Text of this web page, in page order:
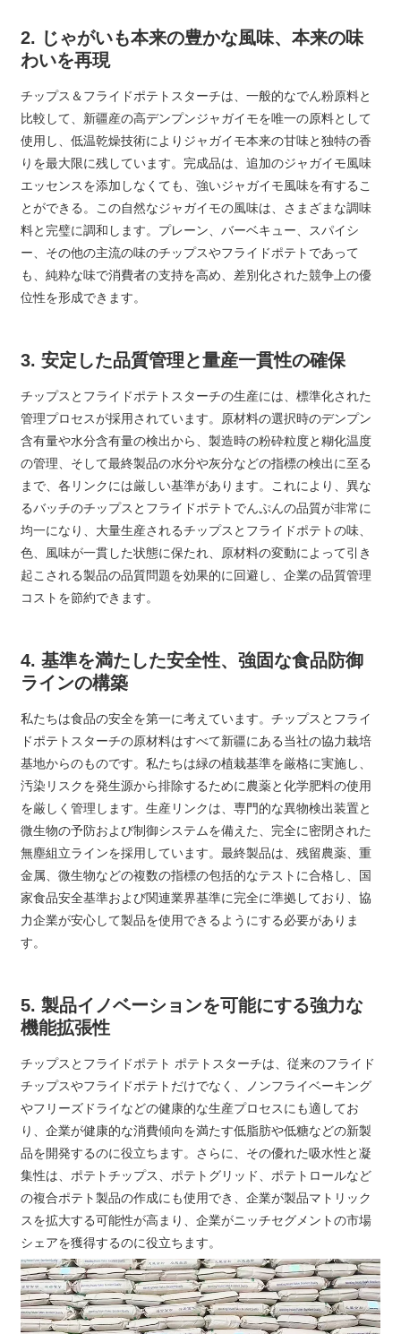
2. じゃがいも本来の豊かな風味、本来の味
わいを再現
チップス＆フライドポテトスターチは、一般的なでん粉原料と
比較して、新疆産の高デンプンジャガイモを唯一の原料として
使用し、低温乾燥技術によりジャガイモ本来の甘味と独特の香
りを最大限に残しています。完成品は、追加のジャガイモ風味
エッセンスを添加しなくても、強いジャガイモ風味を有するこ
とができる。この自然なジャガイモの風味は、さまざまな調味
料と完璧に調和します。プレーン、バーベキュー、スパイシ
ー、その他の主流の味のチップスやフライドポテトであって
も、純粋な味で消費者の支持を高め、差別化された競争上の優
位性を形成できます。
3. 安定した品質管理と量産一貫性の確保
チップスとフライドポテトスターチの生産には、標準化された
管理プロセスが採用されています。原材料の選択時のデンプン
含有量や水分含有量の検出から、製造時の粉砕粒度と糊化温度
の管理、そして最終製品の水分や灰分などの指標の検出に至る
まで、各リンクには厳しい基準があります。これにより、異な
るバッチのチップスとフライドポテトでんぷんの品質が非常に
均一になり、大量生産されるチップスとフライドポテトの味、
色、風味が一貫した状態に保たれ、原材料の変動によって引き
起こされる製品の品質問題を効果的に回避し、企業の品質管理
コストを節約できます。
4. 基準を満たした安全性、強固な食品防御
ラインの構築
私たちは食品の安全を第一に考えています。チップスとフライ
ドポテトスターチの原材料はすべて新疆にある当社の協力栽培
基地からのものです。私たちは緑の植栽基準を厳格に実施し、
汚染リスクを発生源から排除するために農薬と化学肥料の使用
を厳しく管理します。生産リンクは、専門的な異物検出装置と
微生物の予防および制御システムを備えた、完全に密閉された
無塵組立ラインを採用しています。最終製品は、残留農薬、重
金属、微生物などの複数の指標の包括的なテストに合格し、国
家食品安全基準および関連業界基準に完全に準拠しており、協
力企業が安心して製品を使用できるようにする必要がありま
す。
5. 製品イノベーションを可能にする強力な
機能拡張性
チップスとフライドポテト ポテトスターチは、従来のフライド
チップスやフライドポテトだけでなく、ノンフライベーキング
やフリーズドライなどの健康的な生産プロセスにも適してお
り、企業が健康的な消費傾向を満たす低脂肪や低糖などの新製
品を開発するのに役立ちます。さらに、その優れた吸水性と凝
集性は、ポテトチップス、ポテトグリッド、ポテトロールなど
の複合ポテト製品の作成にも使用でき、企業が製品マトリック
スを拡大する可能性が高まり、企業がニッチセグメントの市場
シェアを獲得するのに役立ちます。